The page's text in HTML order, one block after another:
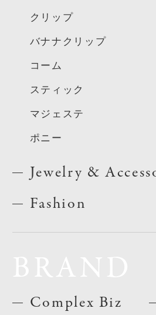
クリップ
バナナクリップ
コーム
スティック
マジェステ
ポニー
Jewelry &
Fashion
Complex Biz